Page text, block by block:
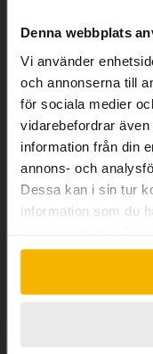
Denna webbplats
Vi använder
och annonserna till
för sociala medier
vidarebefordrar
information från din
annons- och
Dessa kan i sin tur
information som du
Certifierad
Volvo V60
T6 AWD Recharge
2021
7 666 mil
Utgångspris
We have
Swedish.
abroad we
site
same